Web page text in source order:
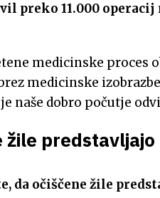
preko 11.000
medicinske
medicinske
naše dobro počutje
žile
da očiščene žile